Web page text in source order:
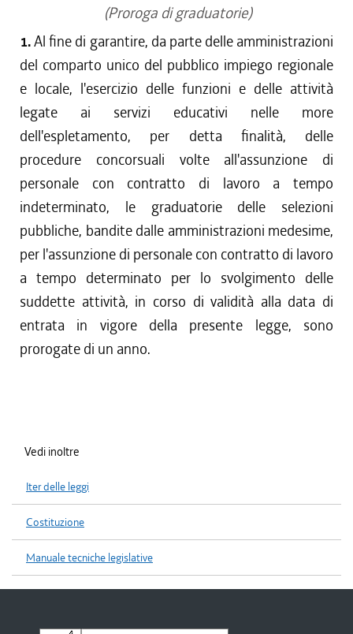
(Proroga di graduatorie)
1.Al fine di garantire, da parte delle amministrazioni
del comparto unico del pubblico impiego regionale
e locale, l'esercizio delle funzioni e delle attività
legate ai servizi educativi nelle more
dell'espletamento, per detta finalità, delle
procedure concorsuali volte all'assunzione di
personale con contratto di lavoro a tempo
indeterminato, le graduatorie delle selezioni
pubbliche, bandite dalle amministrazioni medesime,
per l'assunzione di personale con contratto di lavoro
a tempo determinato per lo svolgimento delle
suddette attività, in corso di validità alla data di
entrata in vigore della presente legge, sono
prorogate di un anno.
Vedi inoltre
Iter delle leggi
Costituzione
Manuale tecniche legislative